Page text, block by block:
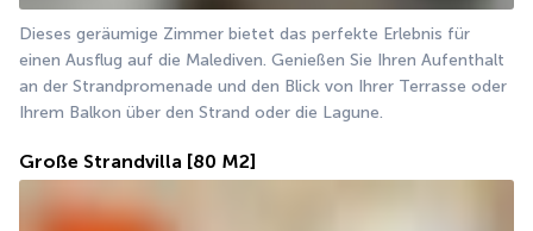
Dieses geräumige Zimmer bietet das perfekte Erlebnis für
einen Ausflug auf die Malediven. Genießen Sie Ihren Aufenthalt
an der Strandpromenade und den Blick von Ihrer Terrasse oder
Ihrem Balkon über den Strand oder die Lagune.
Große Strandvilla [80 M2]